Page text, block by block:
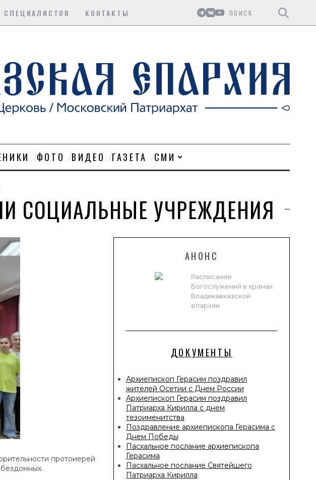
КОНТАКТЫ
ФОТО ВИДЕО ГАЗЕТА СМИ
СОЦИАЛЬНЫЕ УЧРЕЖДЕНИЯ
АНОНС
Расписание
Богослужений в храмах
Владикавказской
епархии
ДОКУМЕНТЫ
Архиепископ Герасим поздравил
жителей Осетии с Днем России
Архиепископ Герасим поздравил
Патриарха Кирилла с днем
тезоименитства
Поздравление архиепископа Герасима с
Днем Победы
Пасхальное послание архиепископа
Герасима
Пасхальное послание Святейшего
Патриарха Кирилла
протоиерей